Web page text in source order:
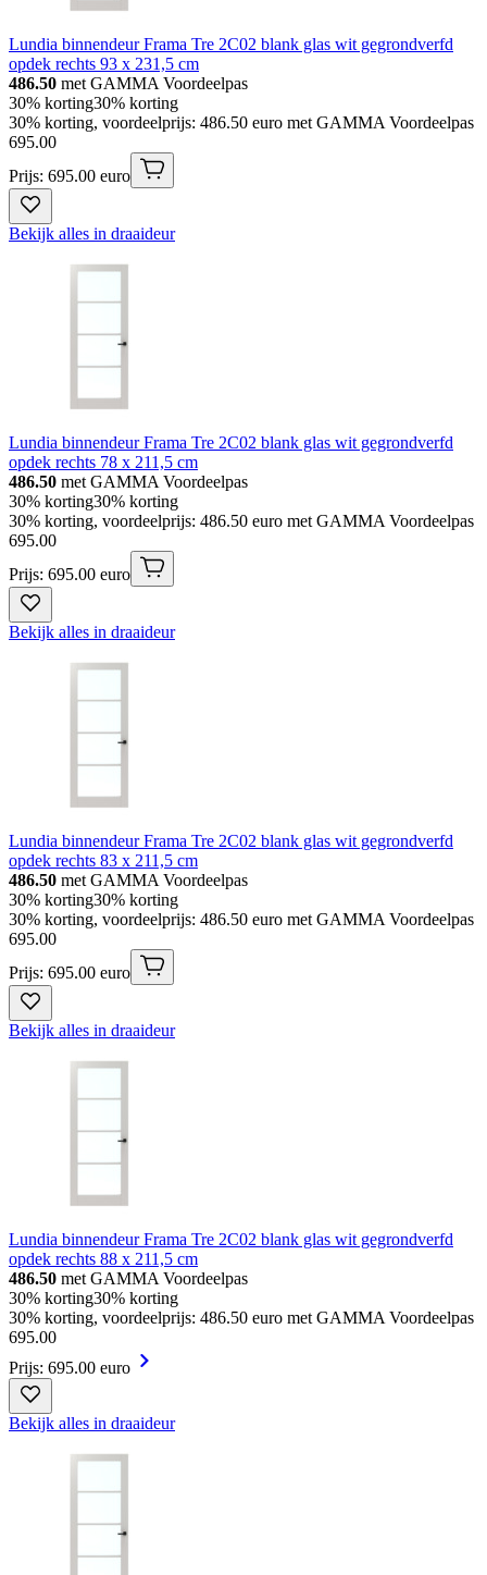
Lundia binnendeur Frama Tre 2C02 blank glas wit gegrondverfd
opdek rechts 93 x 231,5 cm
486.50 met GAMMA Voordeelpas
30% korting30% korting
30% korting, voordeelprijs: 486.50 euro met GAMMA Voordeelpas
695.00
Prijs: 695.00 euro
Bekijk alles in draaideur
Lundia binnendeur Frama Tre 2C02 blank glas wit gegrondverfd
opdek rechts 78 x 211,5 cm
486.50 met GAMMA Voordeelpas
30% korting30% korting
30% korting, voordeelprijs: 486.50 euro met GAMMA Voordeelpas
695.00
Prijs: 695.00 euro
Bekijk alles in draaideur
Lundia binnendeur Frama Tre 2C02 blank glas wit gegrondverfd
opdek rechts 83 x 211,5 cm
486.50 met GAMMA Voordeelpas
30% korting30% korting
30% korting, voordeelprijs: 486.50 euro met GAMMA Voordeelpas
695.00
Prijs: 695.00 euro
Bekijk alles in draaideur
Lundia binnendeur Frama Tre 2C02 blank glas wit gegrondverfd
opdek rechts 88 x 211,5 cm
486.50 met GAMMA Voordeelpas
30% korting30% korting
30% korting, voordeelprijs: 486.50 euro met GAMMA Voordeelpas
695.00
Prijs: 695.00 euro
Bekijk alles in draaideur